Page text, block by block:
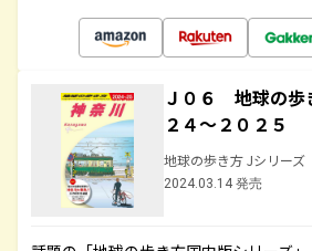
Ｊ０６ 地球の
２４～２０２５
地球の歩き方 Jシリーズ
2024.03.14 発売